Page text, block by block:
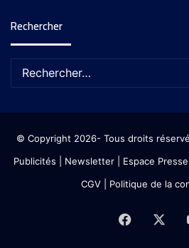
Rechercher
© Copyright 2026- Tous droits
Publicités
Newsletter| Espace Presse
CGV| Politique de la